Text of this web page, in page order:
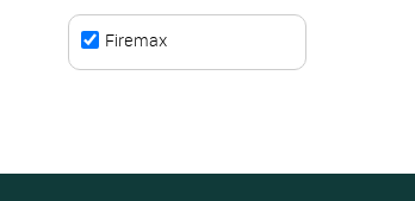
Firemax